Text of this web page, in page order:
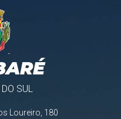
SUL
Loureiro, 180